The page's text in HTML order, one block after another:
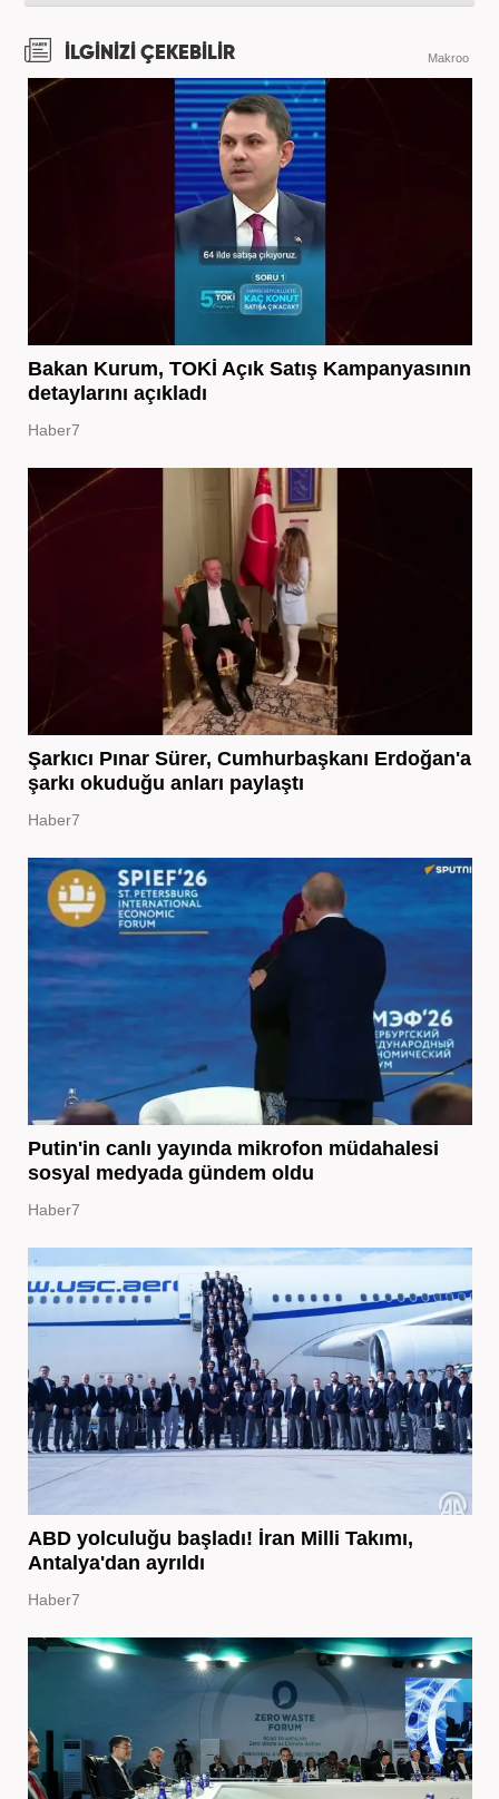
İLGİNİZİ ÇEKEBİLİR Makroo
Bakan Kurum, TOKİ Açık Satış Kampanyasının
detaylarını açıkladı
Haber7
Şarkıcı Pınar Sürer, Cumhurbaşkanı Erdoğan'a
şarkı okuduğu anları paylaştı
Haber7
Putin'in canlı yayında mikrofon müdahalesi
sosyal medyada gündem oldu
Haber7
ABD yolculuğu başladı! İran Milli Takımı,
Antalya'dan ayrıldı
Haber7